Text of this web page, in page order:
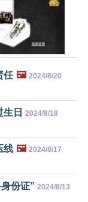
任 🖼️ 2024/8/20
日 2024/8/18
线 🖼️ 2024/8/17
份证” 2024/8/13